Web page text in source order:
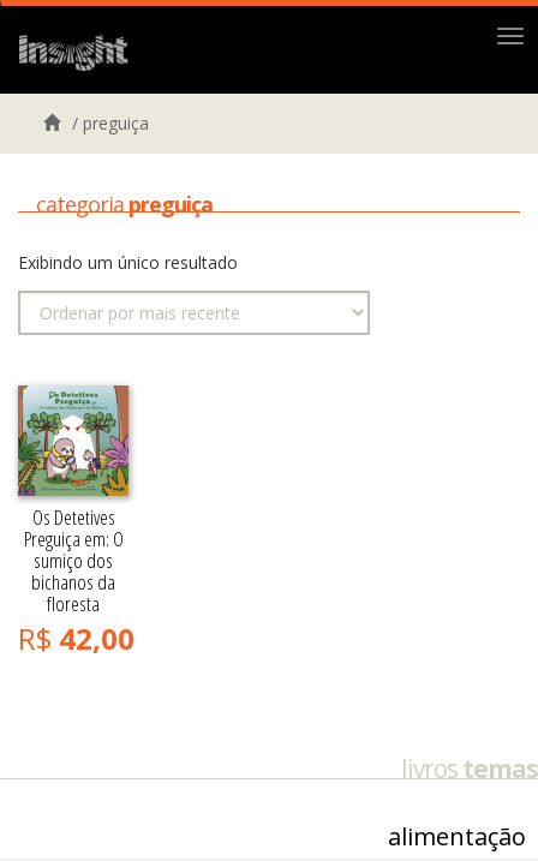
/ preguiça
categoriapreguiça
Exibindo um único resultado
Os Detetives
Preguiça em: O
sumiço dos
bichanos da
floresta
R$ 42,00
livrostemas
alimentação